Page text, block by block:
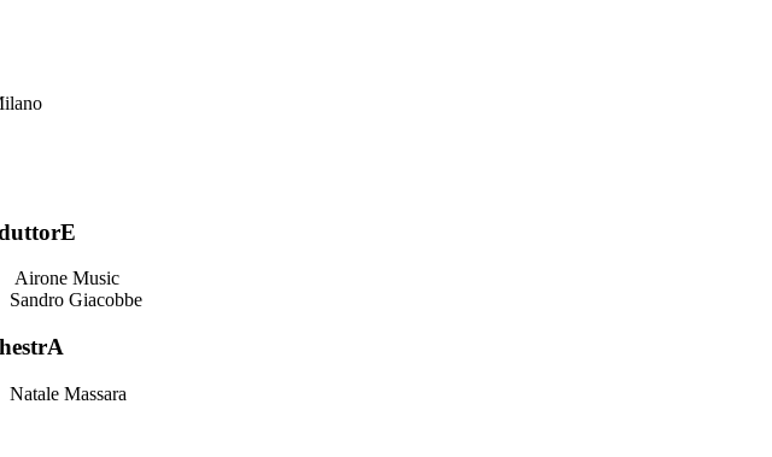
Airone Music
Sandro Giacobbe
Natale Massara